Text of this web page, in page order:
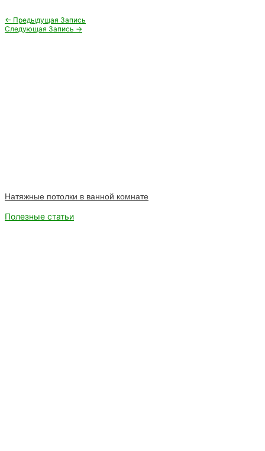
Навигация
по
← Предыдущая Запись
Следующая Запись →
Натяжные потолки в ванной комнате
Полезные статьи